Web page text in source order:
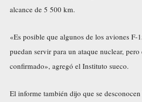
alcance de 5 500 km.
«Es posible que algunos de los aviones F-
puedan servir para un ataque nuclear, pero
confirmado», agregó el Instituto sueco.
El informe también dijo que se